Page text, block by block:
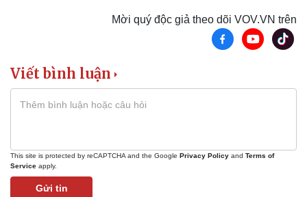
Tin nóng
Tư vấn luật
Việt Nam
Mời quý độc giả theo dõi VOV.VN trên
Viết bình luận
This site is protected by reCAPTCHA and the Google Privacy Policy and Terms of
Service apply.
Gửi tin